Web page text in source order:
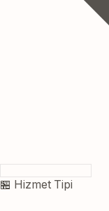
🏪 Hizmet Tipi